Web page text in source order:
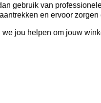
gebruik van
en ervoor
jou helpen om jouw